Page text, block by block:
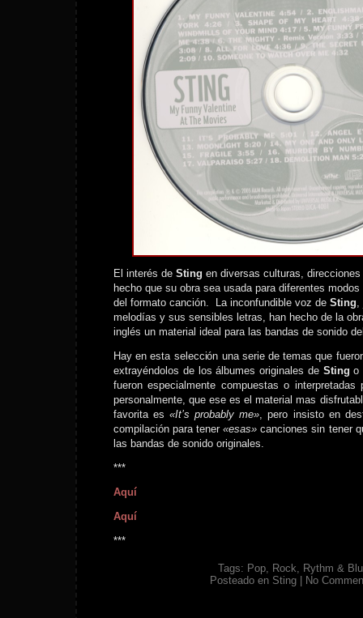
El interés de Sting en diversas culturas,
hecho que su obra sea usada para diferentes
del formato canción. La inconfundible voz de Sting,
melodías y sus sensibles letras, han hecho de la
inglés un material ideal para las bandas de sonido
Hay en esta selección una serie de temas que
extrayéndolos de los álbumes originales de Sting o
fueron especialmente compuestas o
personalmente, que ese es el material mas
favorita es«It’s probably me», pero insisto en
compilación para tener«esas»canciones sin tener
las bandas de sonido originales.
***
Aquí
Aquí
***
Tags: Pop, Rock, Rythm &
Posteado en Sting No